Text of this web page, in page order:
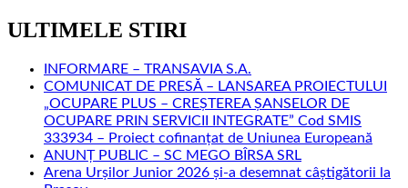
mese
calde
și
alimente
pentru
comunitățile
ULTIMELE STIRI
INFORMARE – TRANSAVIA S.A.
COMUNICAT DE PRESĂ – LANSAREA PROIECTULUI
„OCUPARE PLUS – CREȘTEREA ȘANSELOR DE
OCUPARE PRIN SERVICII INTEGRATE” Cod SMIS
333934 – Proiect cofinanțat de Uniunea Europeană
ANUNȚ PUBLIC – SC MEGO BÎRSA SRL
Arena Urșilor Junior 2026 și-a desemnat câștigătorii la